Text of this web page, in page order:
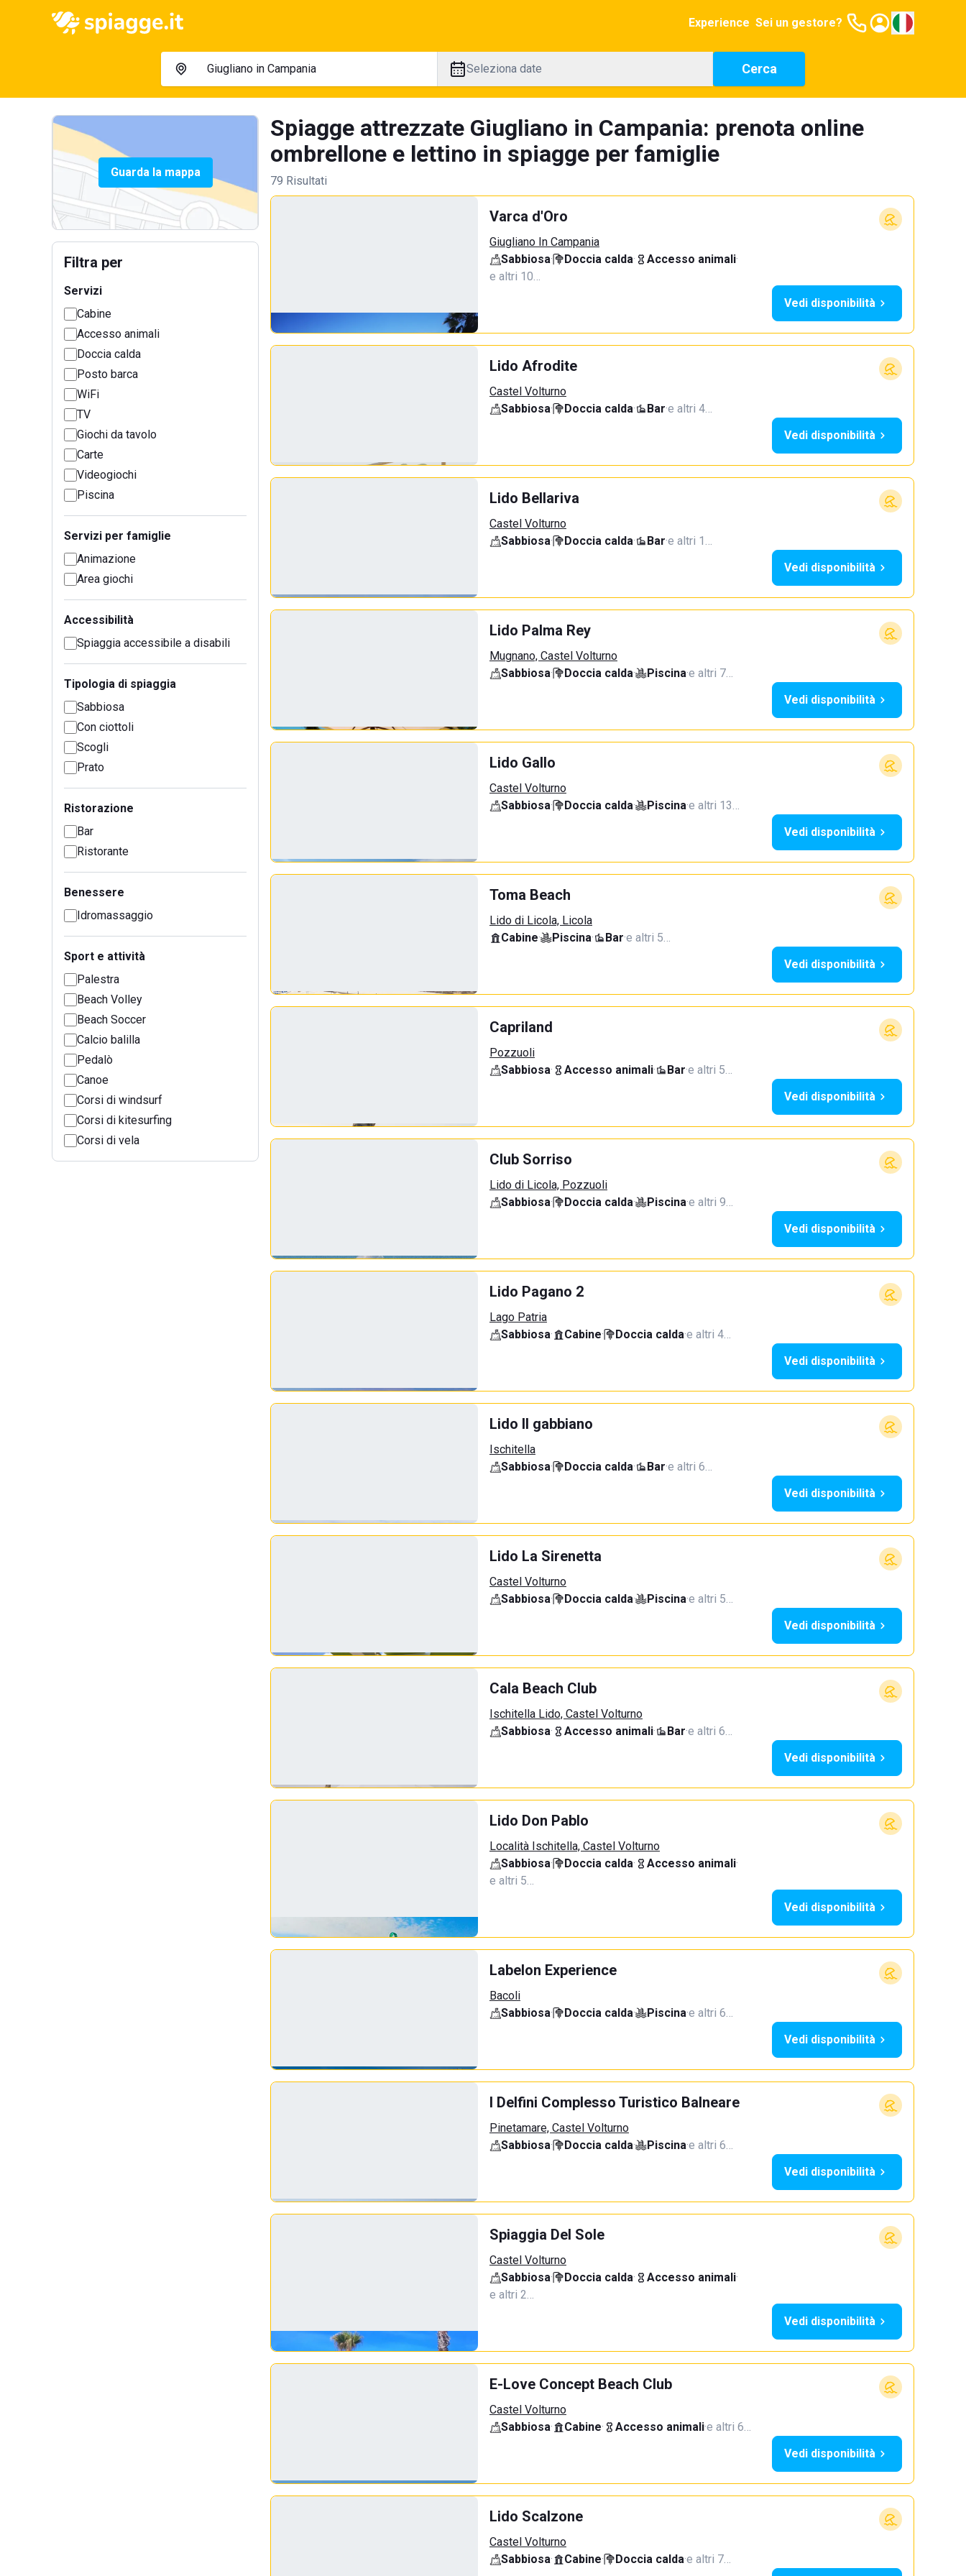
Experience Sei un gestore?
Seleziona date Cerca
Guarda la mappa
Filtra per
Servizi
Cabine
Accesso animali
Doccia calda
Posto barca
WiFi
TV
Giochi da tavolo
Carte
Videogiochi
Piscina
Servizi per famiglie
Animazione
Area giochi
Accessibilità
Spiaggia accessibile a disabili
Tipologia di spiaggia
Sabbiosa
Con ciottoli
Scogli
Prato
Ristorazione
Bar
Ristorante
Benessere
Idromassaggio
Sport e attività
Palestra
Beach Volley
Beach Soccer
Calcio balilla
Pedalò
Canoe
Corsi di windsurf
Corsi di kitesurfing
Corsi di vela
Spiagge attrezzate Giugliano in Campania: prenota online
ombrellone e lettino in spiagge per famiglie
79 Risultati
Varca d'Oro
Giugliano In Campania
Sabbiosa· Doccia calda· Accesso animali·
e altri 10…
Vedi disponibilità
Lido Afrodite
Castel Volturno
Sabbiosa· Doccia calda· Bar·e altri 4…
Vedi disponibilità
Lido Bellariva
Castel Volturno
Sabbiosa· Doccia calda· Bar·e altri 1…
Vedi disponibilità
Lido Palma Rey
Mugnano, Castel Volturno
Sabbiosa· Doccia calda· Piscina·e altri 7…
Vedi disponibilità
Lido Gallo
Castel Volturno
Sabbiosa· Doccia calda· Piscina·e altri 13…
Vedi disponibilità
Toma Beach
Lido di Licola, Licola
Cabine· Piscina· Bar·e altri 5…
Vedi disponibilità
Capriland
Pozzuoli
Sabbiosa· Accesso animali· Bar·e altri 5…
Vedi disponibilità
Club Sorriso
Lido di Licola, Pozzuoli
Sabbiosa· Doccia calda· Piscina·e altri 9…
Vedi disponibilità
Lido Pagano 2
Lago Patria
Sabbiosa· Cabine· Doccia calda·e altri 4…
Vedi disponibilità
Lido Il gabbiano
Ischitella
Sabbiosa· Doccia calda· Bar·e altri 6…
Vedi disponibilità
Lido La Sirenetta
Castel Volturno
Sabbiosa· Doccia calda· Piscina·e altri 5…
Vedi disponibilità
Cala Beach Club
Ischitella Lido, Castel Volturno
Sabbiosa· Accesso animali· Bar·e altri 6…
Vedi disponibilità
Lido Don Pablo
Località Ischitella, Castel Volturno
Sabbiosa· Doccia calda· Accesso animali·
e altri 5…
Vedi disponibilità
Labelon Experience
Bacoli
Sabbiosa· Doccia calda· Piscina·e altri 6…
Vedi disponibilità
I Delfini Complesso Turistico Balneare
Pinetamare, Castel Volturno
Sabbiosa· Doccia calda· Piscina·e altri 6…
Vedi disponibilità
Spiaggia Del Sole
Castel Volturno
Sabbiosa· Doccia calda· Accesso animali·
e altri 2…
Vedi disponibilità
E-Love Concept Beach Club
Castel Volturno
Sabbiosa· Cabine· Accesso animali·e altri 6…
Vedi disponibilità
Lido Scalzone
Castel Volturno
Sabbiosa· Cabine· Doccia calda·e altri 7…